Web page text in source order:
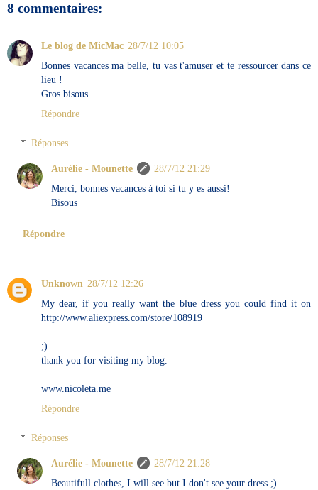
8 commentaires:
Le blog de MicMac 28/7/12 10:05
Bonnes vacances ma belle, tu vas t'amuser et te ressourcer dans ce
lieu !
Gros bisous
Répondre
Réponses
Aurélie - Mounette
28/7/12 21:29
Merci, bonnes vacances à toi si tu y es aussi!
Bisous
Répondre
Unknown 28/7/12 12:26
My dear, if you really want the blue dress you could find it on
http://www.aliexpress.com/store/108919
;)
thank you for visiting my blog.
www.nicoleta.me
Répondre
Réponses
Aurélie - Mounette
28/7/12 21:28
Beautifull clothes, I will see but I don't see your dress ;)